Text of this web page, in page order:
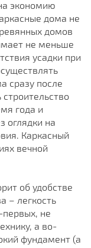
экономию
дома не
домов
не меньше
усадки при
сразу после
года и
оглядки на
Каркасный
вечной
об удобстве
– легкость
первых, не
а во-
фундамент (а